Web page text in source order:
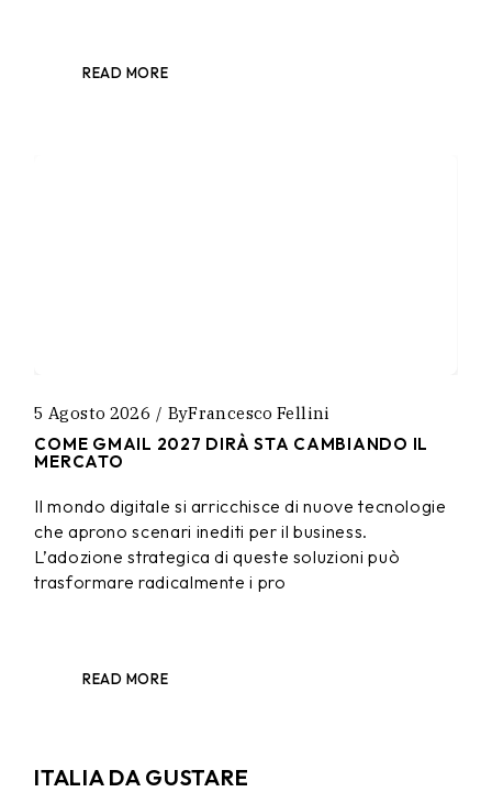
READ MORE
5 Agosto 2026 ByFrancesco Fellini
COME GMAIL 2027 DIRÀ STA CAMBIANDO IL
MERCATO
Il mondo digitale si arricchisce di nuove tecnologie
che aprono scenari inediti per il business.
L’adozione strategica di queste soluzioni può
trasformare radicalmente i pro
READ MORE
ITALIA DA GUSTARE